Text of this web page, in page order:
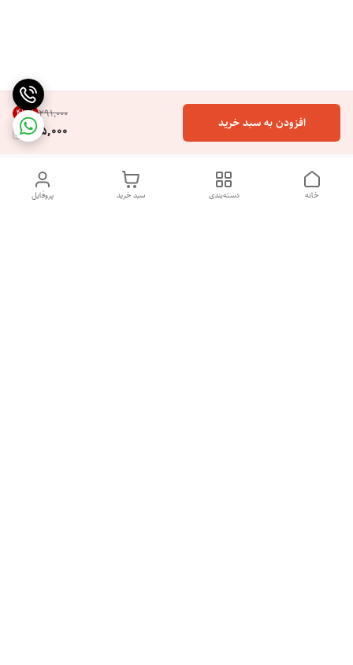
۲۹۱٬۰۰۰ 43%
165,000 افزودن به سبد خرید
پروفایل سبد خرید دسته‌بندی خانه